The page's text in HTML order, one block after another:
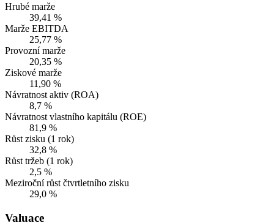
Hrubé marže
39,41 %
Marže EBITDA
25,77 %
Provozní marže
20,35 %
Ziskové marže
11,90 %
Návratnost aktiv (ROA)
8,7 %
Návratnost vlastního kapitálu (ROE)
81,9 %
Růst zisku (1 rok)
32,8 %
Růst tržeb (1 rok)
2,5 %
Meziroční růst čtvrtletního zisku
29,0 %
Valuace